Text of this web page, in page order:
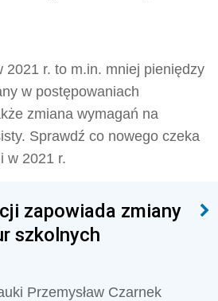
2021 r. to m.in. mniej pieniędzy
w postępowaniach
zmiana wymagań na
Sprawdź co nowego czeka
w 2021 r.
zapowiada zmiany
szkolnych
Przemysław Czarnek